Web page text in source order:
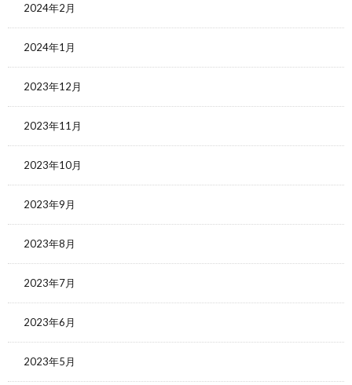
2024年2月
2024年1月
2023年12月
2023年11月
2023年10月
2023年9月
2023年8月
2023年7月
2023年6月
2023年5月